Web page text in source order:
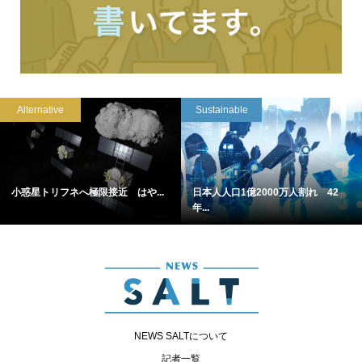
Alternative
小惑星トリフネへ極限接近 はや...
Sustainable
日本人人口1億2000万人割れ 42
年...
NEWS SALTについて
記者一覧